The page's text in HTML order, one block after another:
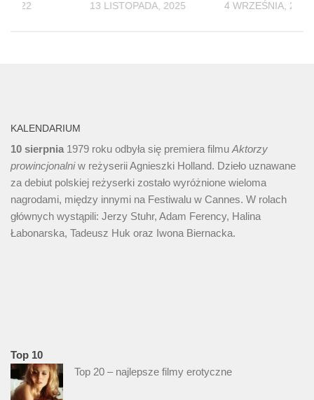
13 LISTOPADA, 2025 4 WRZEŚNIA, 2024
2022
KALENDARIUM
10 sierpnia 1979 roku odbyła się premiera filmu Aktorzy
prowincjonalniw reżyserii Agnieszki Holland. Dzieło uznawane
za debiut polskiej reżyserki zostało wyróżnione wieloma
nagrodami, między innymi na Festiwalu w Cannes. W rolach
głównych wystąpili: Jerzy Stuhr, Adam Ferency, Halina
Łabonarska, Tadeusz Huk oraz Iwona Biernacka.
Top 10
Top 20 – najlepsze filmy erotyczne